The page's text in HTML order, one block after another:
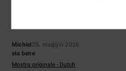
Michiel25. maggio 2026
sta bene
Mostra originale - Dutch